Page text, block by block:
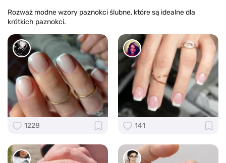
Rozważ modne wzory paznokci ślubne, które są idealne dla
krótkich paznokci.
1228 141